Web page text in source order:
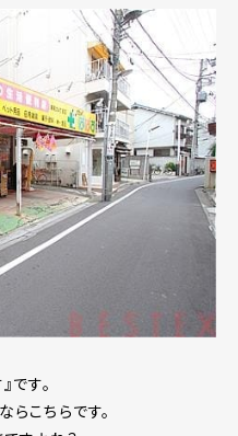
す。
こちらです。